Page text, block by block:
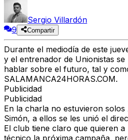
Sergio Villardón
9
Compartir
Durante el mediodía de este
y el entrenador de Unionistas
hablar sobre el futuro, tal y
SALAMANCA24HORAS.COM.
Publicidad
Publicidad
En la charla no estuvieron
Simón, a ellos se les unió el
El club tiene claro que quieren